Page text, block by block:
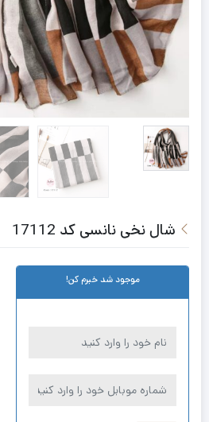
شال نخی نانسی کد 17112
موجود شد خبرم کن!